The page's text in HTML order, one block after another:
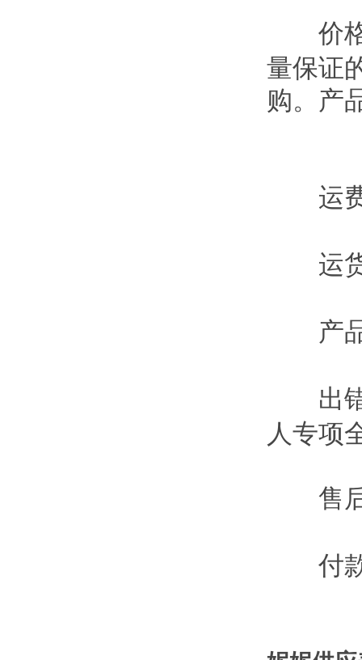
价格
量保证
购。产
运费
运货
产品
出错
人专项
售
付款